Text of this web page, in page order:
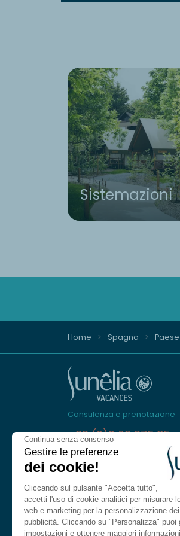
Continua senza consenso
Gestire le preferenze
dei cookie!
Cliccando sul pulsante "Accetta tutto",
accetti l'uso di cookie analitici per misurare
web e marketing per la personalizzazione
pubblicità. Cliccando su "Personalizza" puoi
impostazioni e ottenere maggiori
Sistemazioni
Home Spagna
Consulenza e prenotazione
+33 (0)9 69 375 115
Siamo qui per aiutarvi
Dal lunedì al venerdì, dalle
18.30.
Sabato dalle 10.00 alle 13.00
alle 17.00
Contattarci